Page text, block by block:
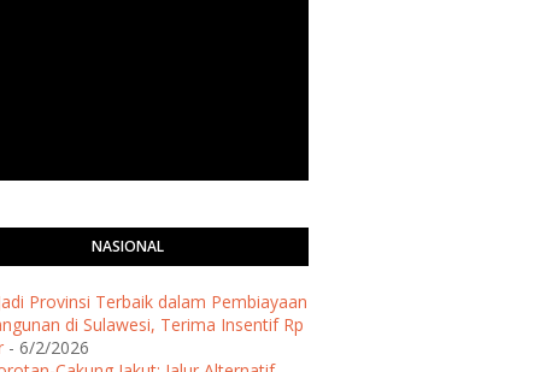
NASIONAL
Provinsi Terbaik dalam Pembiayaan
di Sulawesi, Terima Insentif Rp
- 6/2/2026